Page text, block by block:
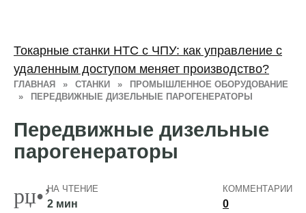
ГЛАВНАЯ » СТАНКИ »
ПРОМЫШЛЕННОЕ ОБОРУДОВАНИЕ
»
ПЕРЕДВИЖНЫЕ ДИЗЕЛЬНЫЕ ПАРОГЕНЕРАТОРЫ
Передвижные дизельные
парогенераторы
НА ЧТЕНИЕ
2 мин
КОММЕНТАРИИ
0
Токарные станки HTC с ЧПУ: как управление с
удаленным доступом меняет производство?